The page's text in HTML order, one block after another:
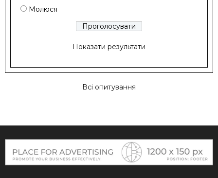
Молюся
Показати результати
Всі опитування